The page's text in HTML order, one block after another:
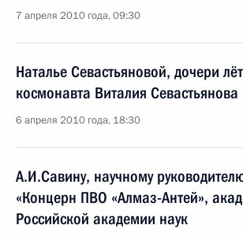
7 апреля 2010 года, 09:30
Наталье Севастьяновой, дочери
космонавта Виталия Севастьянова
6 апреля 2010 года, 18:30
А.И.Савину, научному
«Концерн ПВО «Алмаз-Антей»,
Российской академии наук